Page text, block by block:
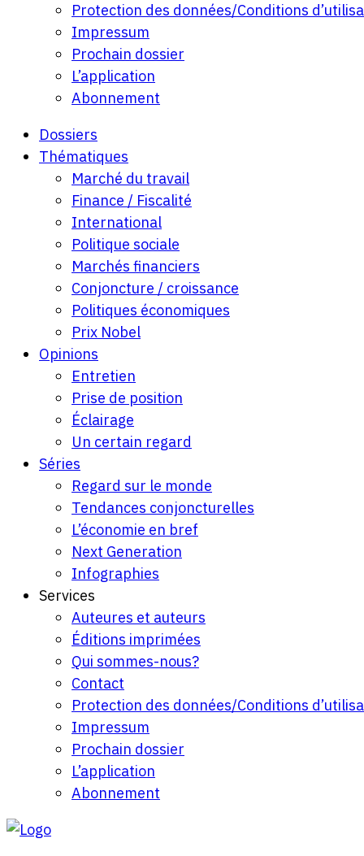
Protection des données/Conditions
Impressum
Prochain dossier
L’application
Abonnement
Dossiers
Thématiques
Marché du travail
Finance / Fiscalité
International
Politique sociale
Marchés financiers
Conjoncture / croissance
Politiques économiques
Prix Nobel
Opinions
Entretien
Prise de position
Éclairage
Un certain regard
Séries
Regard sur le monde
Tendances conjoncturelles
L’économie en bref
Next Generation
Infographies
Services
Auteures et auteurs
Éditions imprimées
Qui sommes-nous?
Contact
Protection des données/Conditions
Impressum
Prochain dossier
L’application
Abonnement